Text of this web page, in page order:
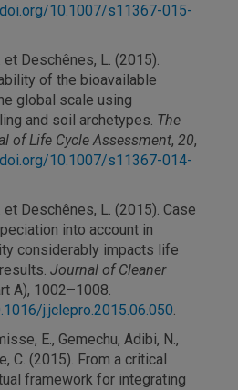
10.1007/s11367-015-
et Deschênes, L. (2015).
of the bioavailable
global scale using
and soil archetypes. The
of Life Cycle Assessment, 20,
10.1007/s11367-014-
et Deschênes, L. (2015). Case
into account in
considerably impacts life
Journal of Cleaner
A), 1002–1008.
j.jclepro.2015.06.050.
E., Gemechu, Adibi, N.,
C. (2015). From a critical
framework for integrating